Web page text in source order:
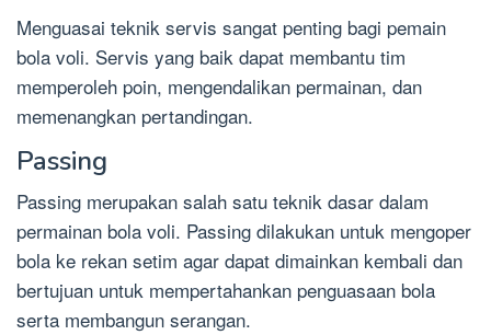
Menguasai teknik servis sangat penting bagi pemain
bola voli. Servis yang baik dapat membantu tim
memperoleh poin, mengendalikan permainan, dan
memenangkan pertandingan.
Passing
Passing merupakan salah satu teknik dasar dalam
permainan bola voli. Passing dilakukan untuk mengoper
bola ke rekan setim agar dapat dimainkan kembali dan
bertujuan untuk mempertahankan penguasaan bola
serta membangun serangan.